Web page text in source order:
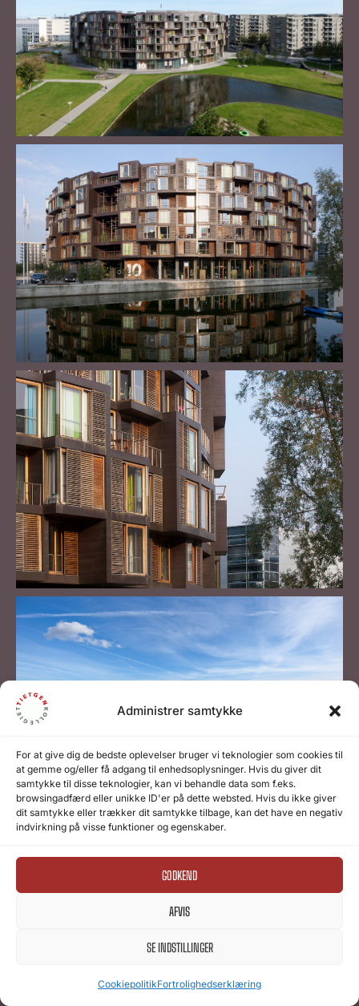
Administrer samtykke
For at give dig de bedste oplevelser bruger vi teknologier som cookies til
at gemme og/eller få adgang til enhedsoplysninger. Hvis du giver dit
samtykke til disse teknologier, kan vi behandle data som f.eks.
browsingadfærd eller unikke ID'er på dette websted. Hvis du ikke giver
dit samtykke eller trækker dit samtykke tilbage, kan det have en negativ
indvirkning på visse funktioner og egenskaber.
GODKEND
AFVIS
SE INDSTILLINGER
CookiepolitikFortrolighedserklæring